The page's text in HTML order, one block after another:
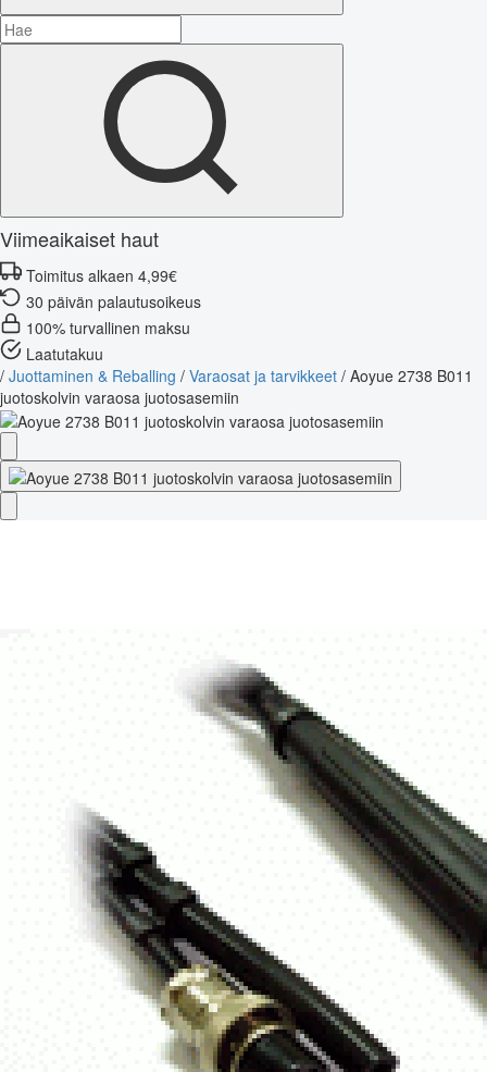
Viimeaikaiset haut
Toimitus alkaen 4,99€
30 päivän palautusoikeus
100% turvallinen maksu
Laatutakuu
/ Juottaminen & Reballing / Varaosat ja tarvikkeet / Aoyue 2738 B011
juotoskolvin varaosa juotosasemiin